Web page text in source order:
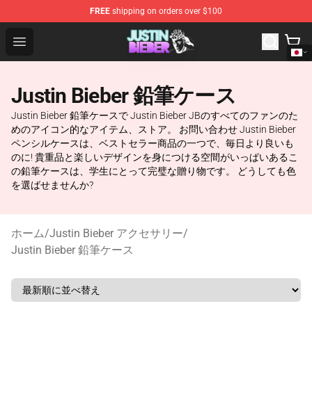
FREE shipping on orders over $100
Open menu
Justin Bieber Store - Official Justin Bieber Merchandise
Justin Bieber 鉛筆ケース
Justin Bieber 鉛筆ケースで Justin Bieber JBのすべてのファンのた
めのアイコン的なアイテム、ストア。 お問い合わせ Justin Bieber
ペンシルケースは、ベストセラー商品の一つで、毎日より良いも
のに! 貴重品と楽しいデザインを身につける空間がいっぱいあるこ
の鉛筆ケースは、学生にとって完璧な贈り物です。 どうしても色
を選ばせませんか?
ホーム/Justin Bieber アクセサリー/
Justin Bieber 鉛筆ケース